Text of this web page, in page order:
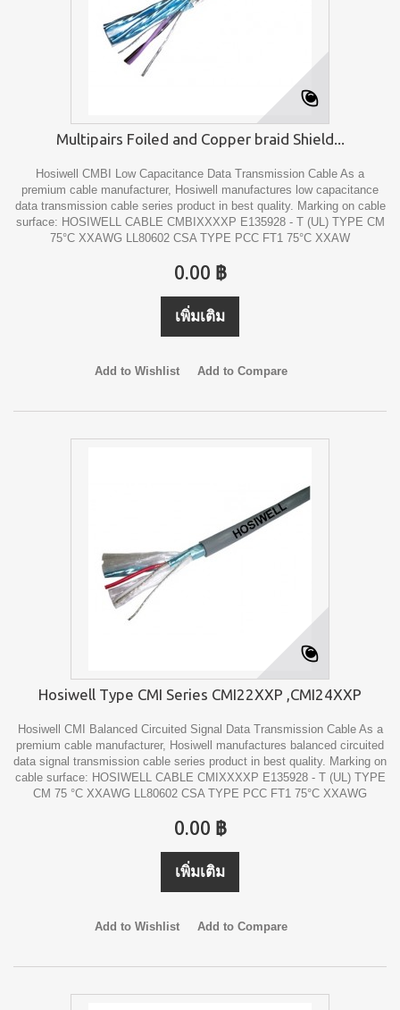
Multipairs Foiled and Copper braid Shield...
Hosiwell CMBI Low Capacitance Data Transmission Cable As a
premium cable manufacturer, Hosiwell manufactures low capacitance
data transmission cable series product in best quality. Marking on cable
surface: HOSIWELL CABLE CMBIXXXXP E135928 - T (UL) TYPE CM
75°C XXAWG LL80602 CSA TYPE PCC FT1 75°C XXAW
0.00 ฿
เพิ่มเติม
Add to Wishlist Add to Compare
Hosiwell Type CMI Series CMI22XXP ,CMI24XXP
Hosiwell CMI Balanced Circuited Signal Data Transmission Cable As a
premium cable manufacturer, Hosiwell manufactures balanced circuited
data signal transmission cable series product in best quality. Marking on
cable surface: HOSIWELL CABLE CMIXXXXP E135928 - T (UL) TYPE
CM 75 °C XXAWG LL80602 CSA TYPE PCC FT1 75°C XXAWG
0.00 ฿
เพิ่มเติม
Add to Wishlist Add to Compare